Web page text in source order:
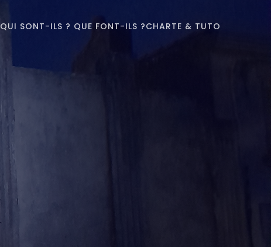
QUI SONT-ILS ? QUE FONT-ILS ?CHARTE & TUTO